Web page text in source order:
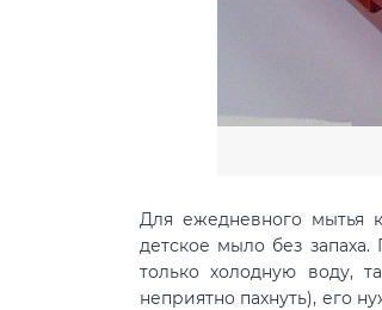
Для ежедневного мытья
детское мыло без
только холодную воду,
неприятно пахнуть), его